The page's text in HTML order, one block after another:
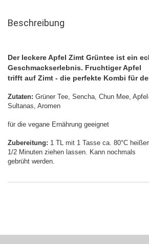
Beschreibung
Der leckere Apfel Zimt Grüntee ist ein
Geschmackserlebnis. Fruchtiger Apfel
trifft auf Zimt - die perfekte Kombi für
Zutaten: Grüner Tee, Sencha, Chun Mee,
Sultanas, Aromen
für die vegane Ernährung geeignet
Zubereitung: 1 TL mit 1 Tasse ca. 80°C
1/2 Minuten ziehen lassen. Kann nochmals
gebrüht werden.